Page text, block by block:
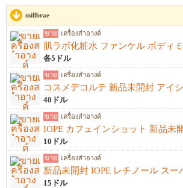
millbrae
ขาย เครื่องสำอางค์
肌ラボ化粧水 ファンケル ボディ
各5ドル
ขาย เครื่องสำอางค์
コスメデコルテ 新品未開封 アイ
40ドル
ขาย เครื่องสำอางค์
10ドル
ขาย เครื่องสำอางค์
15ドル